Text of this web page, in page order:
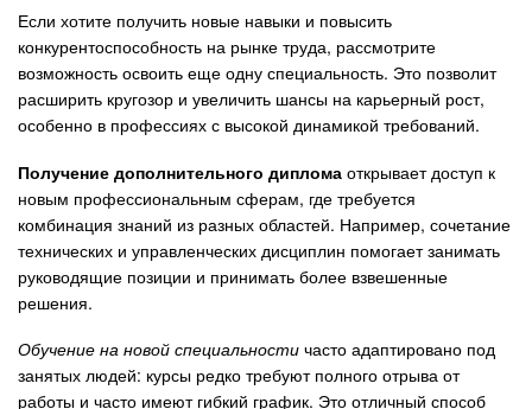
Если хотите получить новые навыки и повысить
конкурентоспособность на рынке труда, рассмотрите
возможность освоить еще одну специальность. Это позволит
расширить кругозор и увеличить шансы на карьерный рост,
особенно в профессиях с высокой динамикой требований.
Получение дополнительного диплома открывает доступ к
новым профессиональным сферам, где требуется
комбинация знаний из разных областей. Например, сочетание
технических и управленческих дисциплин помогает занимать
руководящие позиции и принимать более взвешенные
решения.
Обучение на новой специальности часто адаптировано под
занятых людей: курсы редко требуют полного отрыва от
работы и часто имеют гибкий график. Это отличный способ